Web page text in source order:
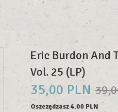
Eric Burdon And
Vol. 25 (LP)
35,00 PLN
Oszczędzasz 4.00 PLN